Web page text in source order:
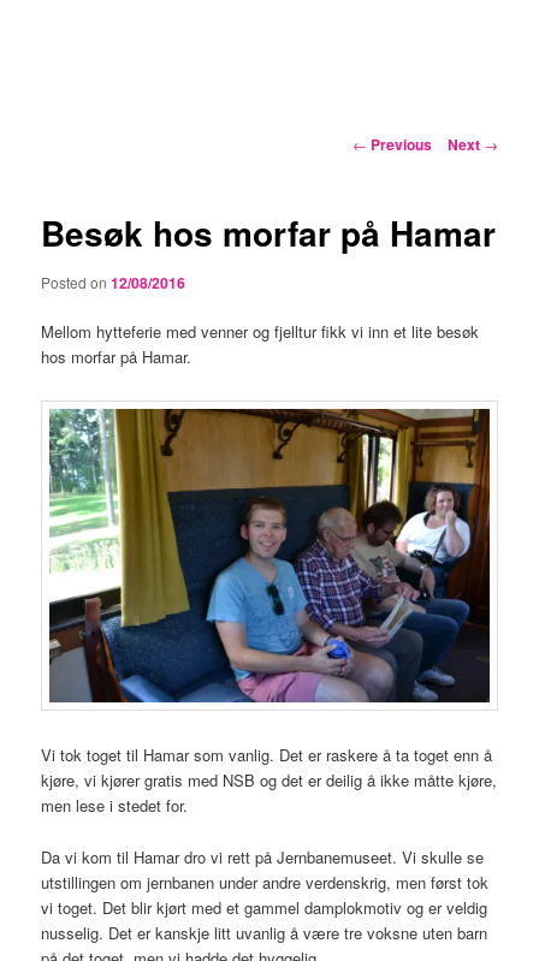
Post
← Previous Next →
Besøk hos morfar på Hamar
Posted on12/08/2016
Mellom hytteferie med venner og fjelltur fikk vi inn et lite besøk
hos morfar på Hamar.
Vi tok toget til Hamar som vanlig. Det er raskere å ta toget enn å
kjøre, vi kjører gratis med NSB og det er deilig å ikke måtte kjøre,
men lese i stedet for.
Da vi kom til Hamar dro vi rett på Jernbanemuseet. Vi skulle se
utstillingen om jernbanen under andre verdenskrig, men først tok
vi toget. Det blir kjørt med et gammel damplokmotiv og er veldig
nusselig. Det er kanskje litt uvanlig å være tre voksne uten barn